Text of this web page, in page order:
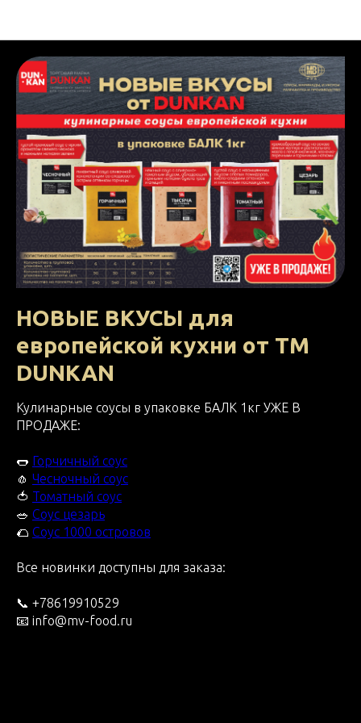
НОВЫЕ ВКУСЫ для
европейской кухни от ТМ
DUNKAN
Кулинарные соусы в упаковке БАЛК 1кг УЖЕ В
ПРОДАЖЕ:
🌭 Горчичный соус
🧄 Чесночный соус
🍅 Томатный соус
🥗 Соус цезарь
🌮 Соус 1000 островов
Все новинки доступны для заказа:
📞 +78619910529
📧 info@mv-food.ru